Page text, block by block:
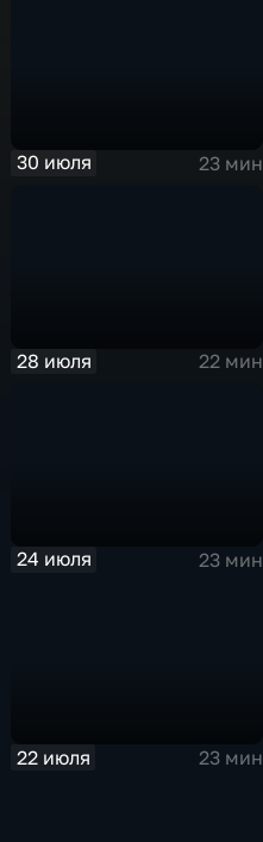
30 июля 23 мин
28 июля 22 мин
24 июля 23 мин
22 июля 23 мин